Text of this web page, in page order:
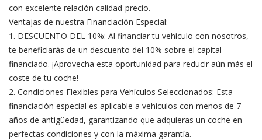
con excelente relación calidad-precio.
Ventajas de nuestra Financiación Especial:
1. DESCUENTO DEL 10%: Al financiar tu vehículo con nosotros,
te beneficiarás de un descuento del 10% sobre el capital
financiado. ¡Aprovecha esta oportunidad para reducir aún más el
coste de tu coche!
2. Condiciones Flexibles para Vehículos Seleccionados: Esta
financiación especial es aplicable a vehículos con menos de 7
años de antigüedad, garantizando que adquieras un coche en
perfectas condiciones y con la máxima garantía.